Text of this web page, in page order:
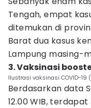
Tengah, empat
ditemukan di
Barat dua kasus
Lampung masing-
3. Vaksinasi
Ilustrasi vaksinasi COVID-19
Berdasarkan data
12.00 WIB,